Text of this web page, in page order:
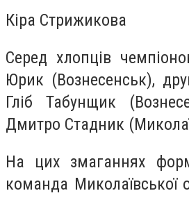
Кіра Стрижикова
Серед хлопців
Юрик (Вознесенськ),
Гліб Табунщик
Дмитро Стадник
На цих змаганнях
команда Миколаївської